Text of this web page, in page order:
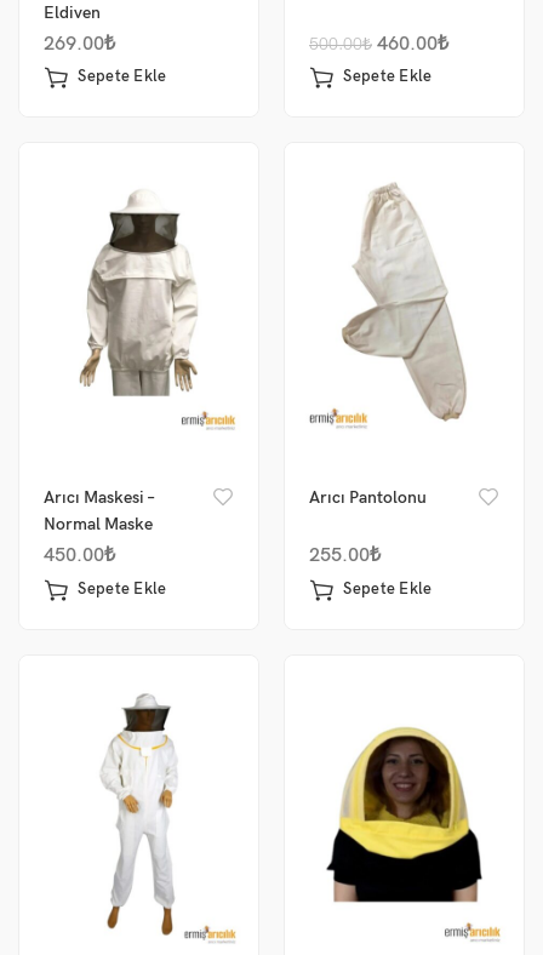
Eldiven
269.00₺
Sepete Ekle
500.00₺ 460.00₺
Sepete Ekle
Arıcı Maskesi –
Normal Maske
450.00₺
Sepete Ekle
Arıcı Pantolonu
255.00₺
Sepete Ekle